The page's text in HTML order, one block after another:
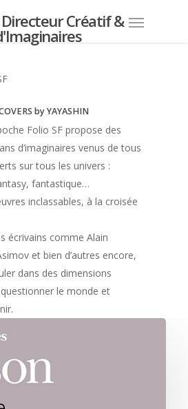
Directeur Créatif &
by YAYASHIN
Folio SF propose des
d’imaginaires venus de tous
sur tous les univers :
fantastique…
inclassables, à la croisée
écrivains comme Alain
et bien d’autres encore,
dans des dimensions
le monde et